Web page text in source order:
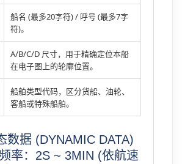
船名 (最多20字符) / 呼号 (最多7字
符)。
A/B/C/D 尺寸，用于精确定位本船
在电子图上的轮廓位置。
船舶类型代码，区分货船、油轮、
客船或特殊船舶。
数据 (DYNAMIC DATA)
率：2S ~ 3MIN (依航速